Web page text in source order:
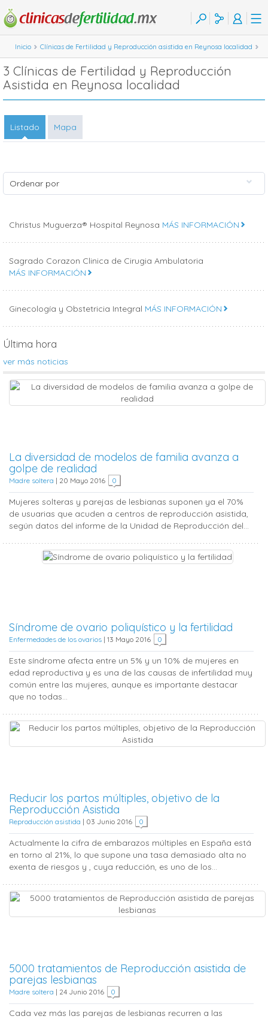
Inicio Clínicas de Fertilidad y Reproducción asistida en Reynosa localidad
3 Clínicas de Fertilidad y Reproducción
Asistida en Reynosa localidad
Listado Mapa
Ordenar por
Christus Muguerza® Hospital Reynosa MÁS INFORMACIÓN
Sagrado Corazon Clinica de Cirugia Ambulatoria
MÁS INFORMACIÓN
Ginecología y Obstetricia Integral MÁS INFORMACIÓN
Última hora
ver más noticias
La diversidad de modelos de familia avanza a
golpe de realidad
Madre soltera | 20 Mayo 2016 0
Mujeres solteras y parejas de lesbianas suponen ya el 70%
de usuarias que acuden a centros de reproducción asistida,
según datos del informe de la Unidad de Reproducción del...
Síndrome de ovario poliquístico y la fertilidad
Enfermedades de los ovarios | 13 Mayo 2016 0
Este síndrome afecta entre un 5% y un 10% de mujeres en
edad reproductiva y es una de las causas de infertilidad muy
común entre las mujeres, aunque es importante destacar
que no todas...
Reducir los partos múltiples, objetivo de la
Reproducción Asistida
Reproducción asistida | 03 Junio 2016 0
Actualmente la cifra de embarazos múltiples en España está
en torno al 21%, lo que supone una tasa demasiado alta no
exenta de riesgos y , cuya reducción, es uno de los...
5000 tratamientos de Reproducción asistida de
parejas lesbianas
Madre soltera | 24 Junio 2016 0
Cada vez más las parejas de lesbianas recurren a las